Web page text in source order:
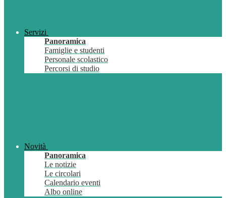
Servizi
Panoramica
Famiglie e studenti
Personale scolastico
Percorsi di studio
Novità
Panoramica
Le notizie
Le circolari
Calendario eventi
Albo online